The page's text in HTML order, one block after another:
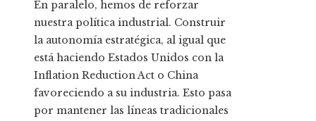
En paralelo, hemos de reforzar
nuestra política industrial. Construir
la autonomía estratégica, al igual que
está haciendo Estados Unidos con la
Inflation Reduction Act o China
favoreciendo a su industria. Esto pasa
por mantener las líneas tradicionales